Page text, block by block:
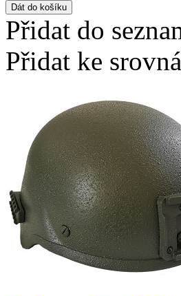
Přidat do
Přidat ke